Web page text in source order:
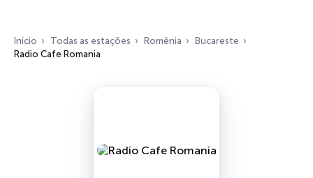
Início Todas as estações Romênia
Bucareste
Radio Cafe Romania